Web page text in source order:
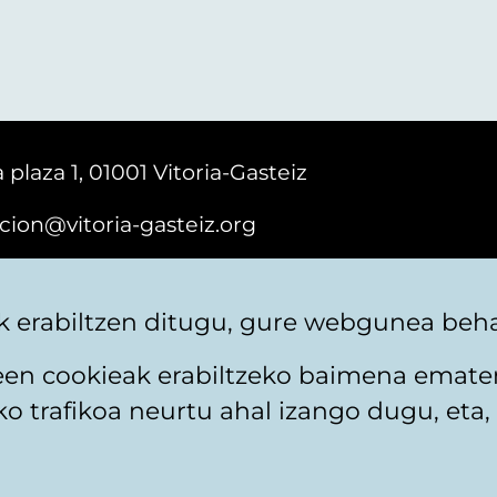
plaza 1, 01001 Vitoria-Gasteiz
gasteiz.org
Erabilerraztasuna
erabiltzen ditugu, gure webgunea
cookieak erabiltzeko baimena
trafikoa neurtu ahal izango dugu,